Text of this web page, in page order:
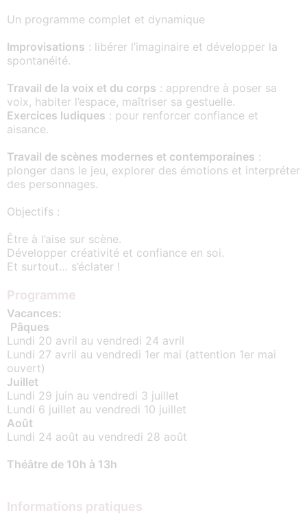
Un programme complet et dynamique
Improvisations : libérer l’imaginaire et développer la
spontanéité.
Travail de la voix et du corps : apprendre à poser sa
voix, habiter l’espace, maîtriser sa gestuelle.
Exercices ludiques : pour renforcer confiance et
aisance.
Travail de scènes modernes et contemporaines :
plonger dans le jeu, explorer des émotions et interpréter
des personnages.
Objectifs :
Être à l’aise sur scène.
Développer créativité et confiance en soi.
Et surtout… s’éclater !
Programme
Vacances:
Pâques
Lundi 20 avril au vendredi 24 avril
Lundi 27 avril au vendredi 1er mai (attention 1er mai
ouvert)
Juillet
Lundi 29 juin au vendredi 3 juillet
Lundi 6 juillet au vendredi 10 juillet
Août
Lundi 24 août au vendredi 28 août
Théâtre de 10h à 13h
Informations pratiques